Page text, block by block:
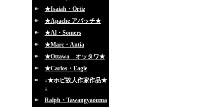
★Isaiah・Ortiz
★Apache アパッチ★
★Al・Somers
★Marc・Antia
★Ottawa オッタワ★
★Carlos・Eagle
↓★ホピ故人作家作品★
↓
Ralph・Tawangyaouma